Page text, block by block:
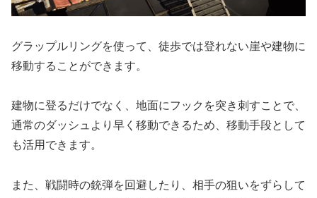
グラップルリングを使って、徒歩では登れない崖や建物に
移動することができます。
建物に登るだけでなく、地面にフックを突き刺すことで、
通常のダッシュより早く移動できるため、移動手段として
も活用できます。
また、戦闘時の銃弾を回避したり、相手の狙いをずらして